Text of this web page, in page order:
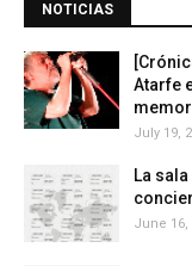
NOTICIAS
Atarfe
July 19,
La
June 16,